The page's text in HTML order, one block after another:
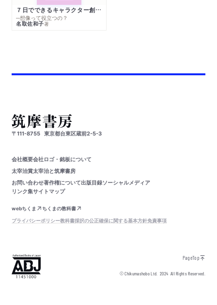
７日でできるキャラクター創作入門
─想像って役立つの？
名取佐和子著
〒111-8755 東京都台東区蔵前2-5-3
会社概要会社ロゴ・銘板について
太宰治賞太宰治と筑摩書房
お問い合わせ著作権について出版目録ソーシャルメディア
リンク集サイトマップ
webちくま
ちくまの教科書
プライバシーポリシー教科書採択の公正確保に関する基本方針免責事項
PageTop
© Chikumashobo Ltd.2024 All Rights Reserved.